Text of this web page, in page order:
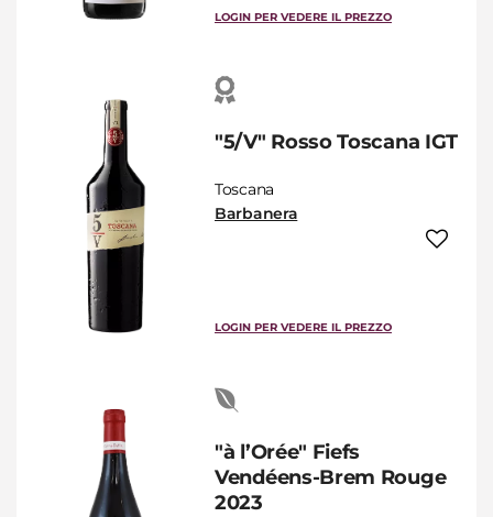
LOGIN PER VEDERE IL PREZZO
"5/V" Rosso Toscana IGT
Toscana
Barbanera
LOGIN PER VEDERE IL PREZZO
"à l’Orée" Fiefs
Vendéens-Brem Rouge
2023